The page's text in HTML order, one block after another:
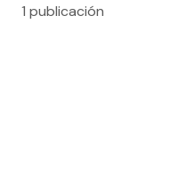
1 publicación